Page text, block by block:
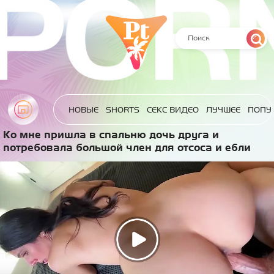
НОВЫЕ SHORTS СЕКС ВИДЕО ЛУЧШЕЕ
Ко мне пришла в спальню дочь друга и
потребовала большой член для отсоса и ебли